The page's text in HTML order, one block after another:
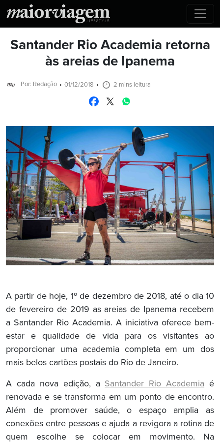
Santander Rio Academia retorna
às areias de Ipanema
Por: Redação 01/12/2018 2 mins leitura
A partir de hoje, 1º de dezembro de 2018, até o dia 10
de fevereiro de 2019 as areias de Ipanema recebem
a Santander Rio Academia. A iniciativa oferece bem-
estar e qualidade de vida para os visitantes ao
proporcionar uma academia completa em um dos
mais belos cartões postais do Rio de Janeiro.
A cada nova edição, a Santander Rio Academia é
renovada e se transforma em um ponto de encontro.
Além de promover saúde, o espaço amplia as
conexões entre pessoas e ajuda a revigora a rotina de
quem escolhe se colocar em movimento. Na